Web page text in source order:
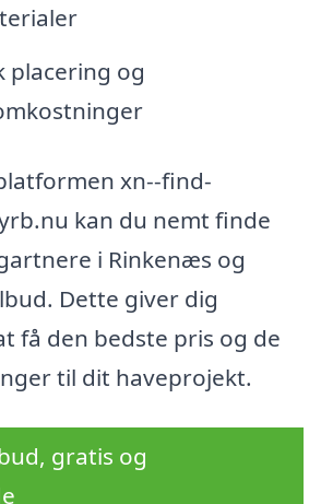
placering og
xn--find-
kan du nemt finde
i Rinkenæs og
Dette giver dig
få den bedste pris og de
til dit haveprojekt.
gratis og